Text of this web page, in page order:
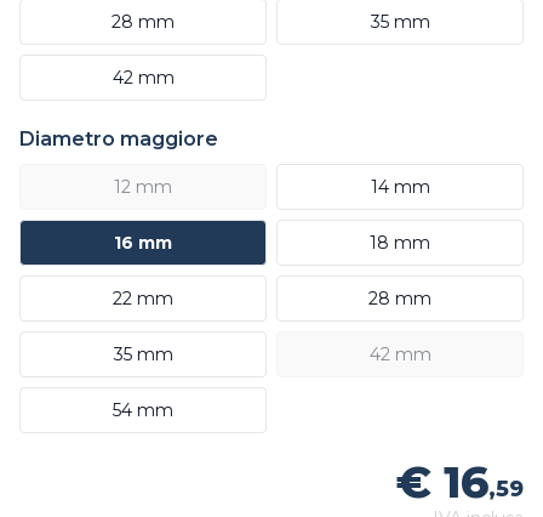
28 mm 35 mm
42 mm
Diametro maggiore
12 mm 14 mm
16 mm 18 mm
22 mm 28 mm
35 mm 42 mm
54 mm
€ 16,59